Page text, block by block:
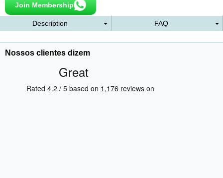
Join Membership
Description FAQ
Nossos clientes dizem